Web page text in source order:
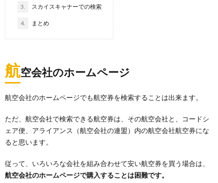
3. スカイスキャナーでの検索
4. まとめ
航空会社のホームページ
航空会社のホームページでも航空券を検索することは出来ます。
ただ、航空会社で検索できる航空券は、その航空会社と、コードシ
ェア便、アライアンス（航空会社の連盟）内の航空会社航空券にな
ると思います。
従って、いろいろな会社を組み合わせて安い航空券を買う場合は、
航空会社のホームページで購入することは困難です。